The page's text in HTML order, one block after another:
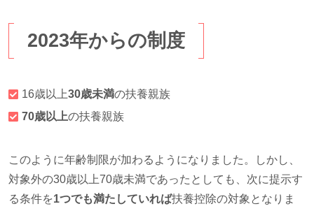
2023年からの制度
16歳以上30歳未満の扶養親族
70歳以上の扶養親族
このように年齢制限が加わるようになりました。しかし、
対象外の30歳以上70歳未満であったとしても、次に提示す
る条件を1つでも満たしていれば扶養控除の対象となりま